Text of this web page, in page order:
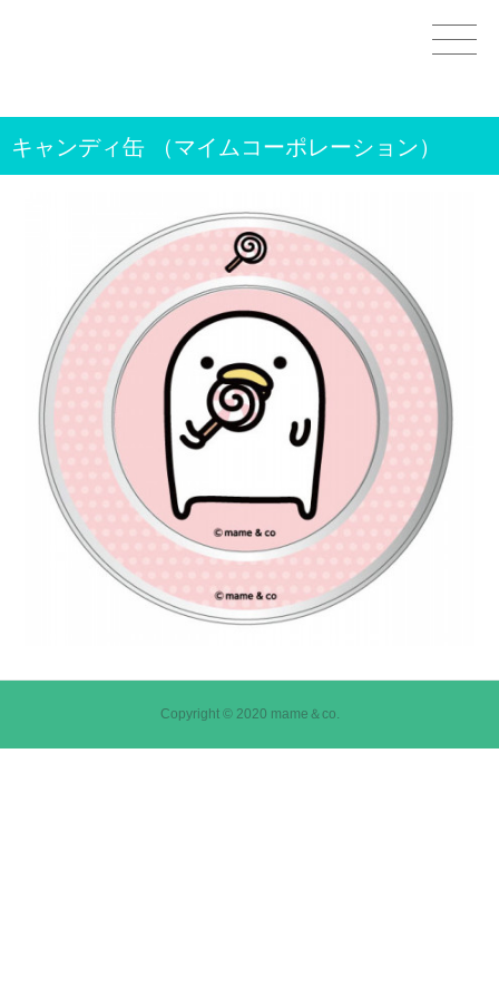
GOODS
WORKS
CHARACTERS
OTHER
CONTACT
キャンディ缶 （マイムコーポレーション）
Copyright © 2020 mame＆co.